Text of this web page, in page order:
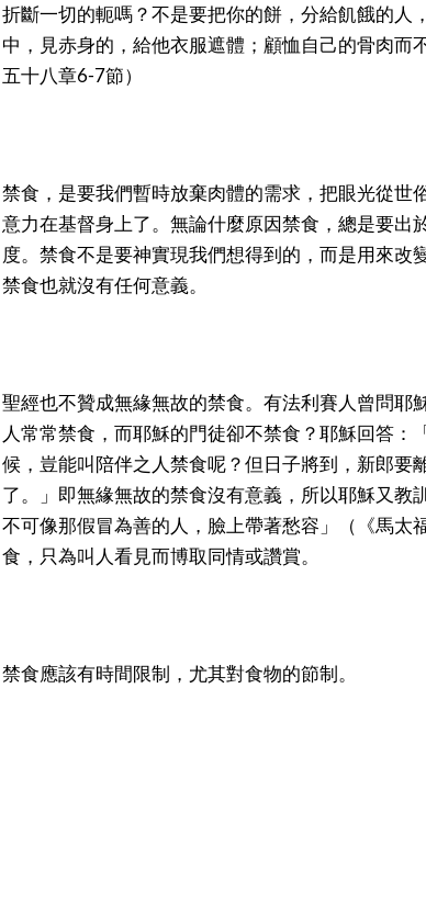
折斷一切的軛嗎？不是要把你的餅，分給飢餓的人
中，見赤身的，給他衣服遮體；顧恤自己的骨肉而
五十八章6-7節）
禁食，是要我們暫時放棄肉體的需求，把眼光從世
意力在基督身上了。無論什麼原因禁食，總是要出
度。禁食不是要神實現我們想得到的，而是用來改
禁食也就沒有任何意義。
聖經也不贊成無緣無故的禁食。有法利賽人曾問耶
人常常禁食，而耶穌的門徒卻不禁食？耶穌回答：
候，豈能叫陪伴之人禁食呢？但日子將到，新郎要
了。」即無緣無故的禁食沒有意義，所以耶穌又教
不可像那假冒為善的人，臉上帶著愁容」（《馬太
食，只為叫人看見而博取同情或讚賞。
禁食應該有時間限制，尤其對食物的節制。